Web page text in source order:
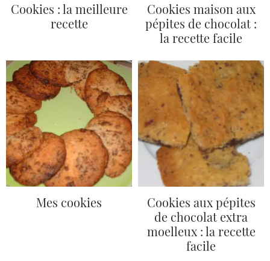
Cookies : la meilleure
recette
Cookies maison aux
pépites de chocolat :
la recette facile
Mes cookies
Cookies aux pépites
de chocolat extra
moelleux : la recette
facile